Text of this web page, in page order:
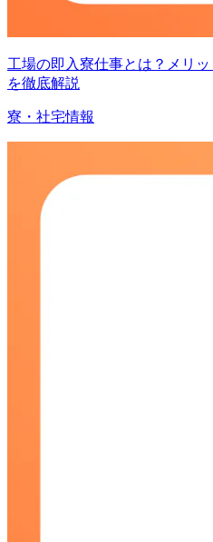
工場の即入寮仕事とは？メリ
を徹底解説
寮・社宅情報